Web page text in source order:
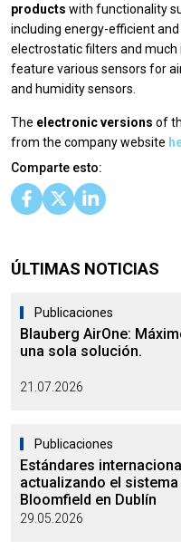
products with functionality
including energy-efficient
electrostatic filters and much
feature various sensors for
and humidity sensors.
The electronic versions of
from the company website
Comparte esto:
ÚLTIMAS NOTICIAS
Publicaciones
Blauberg AirOne:
una sola solución.
21.07.2026
Publicaciones
Estándares
actualizando el
Bloomfield en Dublín
29.05.2026